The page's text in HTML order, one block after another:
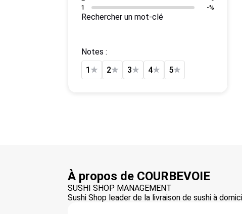
1
-%
Rechercher un mot-clé
Notes :
1 ★ 2★ 3★ 4★ 5★
À propos de COURBEVOIE
SUSHI SHOP MANAGEMENT
Sushi Shop leader de la livraison de sushi à